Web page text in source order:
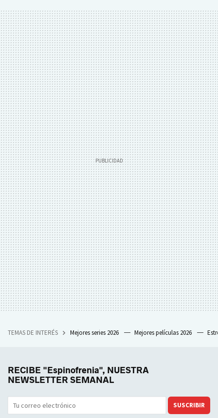
TEMAS DE INTERÉS Mejores series 2026 Mejores películas 2026
RECIBE "Espinofrenia", NUESTRA
NEWSLETTER SEMANAL
SUSCRIBIR